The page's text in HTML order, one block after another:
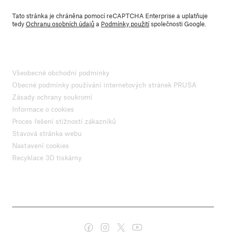
Tato stránka je chráněna pomocí reCAPTCHA Enterprise a uplatňuje
tedyOchranu osobních údajůa Podmínky použitíspolečnosti Google.
Všeobecné obchodní podmínky
Obecné podmínky používání internetových stránek PRUSA
Zásady ochrany soukromí
Informace o cookies
Proces řešení stížností zákazníků
Stavová stránka webu
Nastavení cookies
Recyklace 3D tiskárny